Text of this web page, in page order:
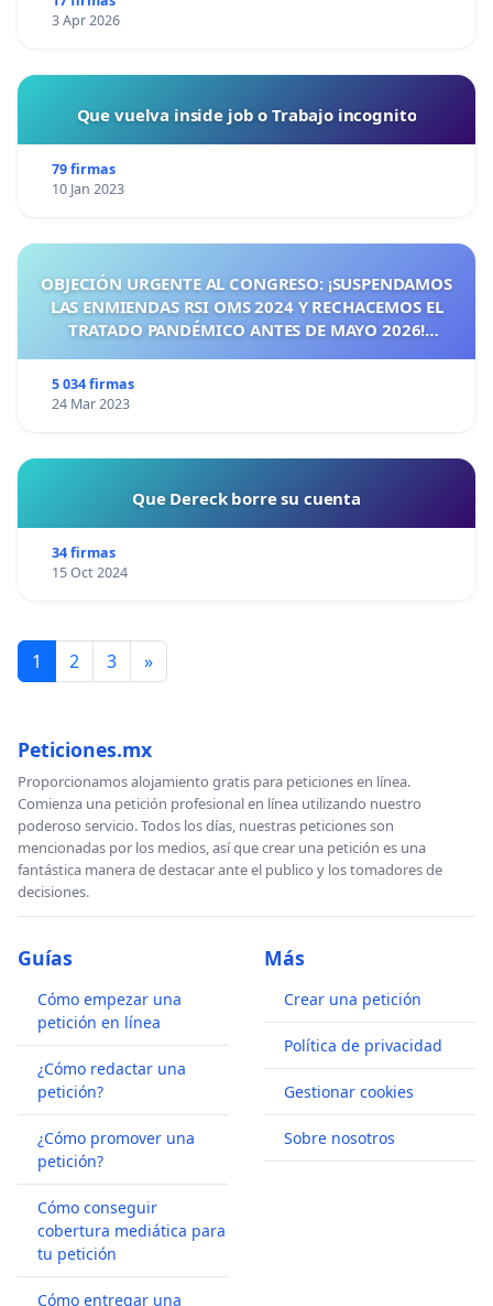
3 Apr 2026
Que vuelva inside job o Trabajo incognito
79 firmas
10 Jan 2023
OBJECIÓN URGENTE AL CONGRESO: ¡SUSPENDAMOS
LAS ENMIENDAS RSI OMS 2024 Y RECHACEMOS EL
TRATADO PANDÉMICO ANTES DE MAYO 2026!
5 034 firmas
24 Mar 2023
Que Dereck borre su cuenta
34 firmas
15 Oct 2024
1 2 3 »
Peticiones.mx
Proporcionamos alojamiento gratis para peticiones en línea.
Comienza una petición profesional en línea utilizando nuestro
poderoso servicio. Todos los días, nuestras peticiones son
mencionadas por los medios, así que crear una petición es una
fantástica manera de destacar ante el publico y los tomadores de
decisiones.
Guías
Cómo empezar una
petición en línea
¿Cómo redactar una
petición?
¿Cómo promover una
petición?
Cómo conseguir
cobertura mediática para
tu petición
Cómo entregar una
Más
Crear una petición
Política de privacidad
Gestionar cookies
Sobre nosotros